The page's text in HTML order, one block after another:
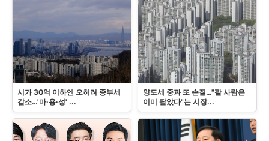
시가 30억 이하엔 오히려 종부세
감소…'마·용·성' ...
양도세 중과 또 손질…"팔 사람은
이미 팔았다"는 시장...